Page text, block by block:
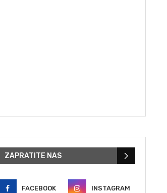
ZAPRATITE NAS
FACEBOOK INSTAGRAM